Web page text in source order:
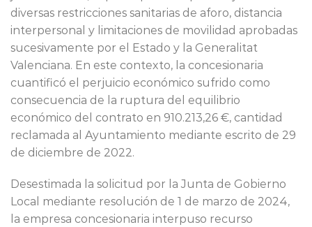
diversas restricciones sanitarias de aforo, distancia
interpersonal y limitaciones de movilidad aprobadas
sucesivamente por el Estado y la Generalitat
Valenciana. En este contexto, la concesionaria
cuantificó el perjuicio económico sufrido como
consecuencia de la ruptura del equilibrio
económico del contrato en 910.213,26 €, cantidad
reclamada al Ayuntamiento mediante escrito de 29
de diciembre de 2022.
Desestimada la solicitud por la Junta de Gobierno
Local mediante resolución de 1 de marzo de 2024,
la empresa concesionaria interpuso recurso